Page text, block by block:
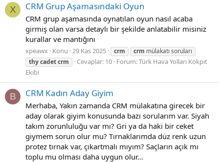
X CRM Grup Aşamasındaki Oyun
CRM grup aşamasında oynatılan oyun nasıl acaba
girmiş olan varsa detaylı bir şekilde anlatabilir misiniz
kurallar ve mantığını
xpeawx Konu 29 Kas 2025 crm crm mülakatı soruları
thycadetcrm Cevaplar: 10 Forum:Türk Hava Yolları Kokpit
Ekibi
B CRM Kadın Aday Giyim
Merhaba, Yakın zamanda CRM mülakatına girecek bir
aday olarak giyim konusunda bazı sorularım var. Siyah
takım zorunluluğu var mı? Gri ya da haki bir ceket
giymem sorun olur mu? Tırnaklarımda düz renk uzun
protez tırnak var, çıkartmalı mıyım? Saçların açık mı
toplu mu olması daha uygun olur...